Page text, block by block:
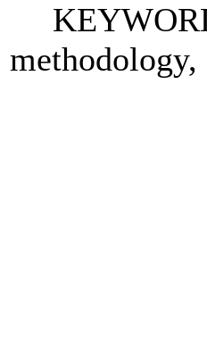
methodology,